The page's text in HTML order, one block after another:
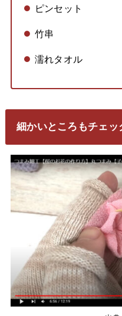
ピンセット
竹串
濡れタオル
細かいところもチェ